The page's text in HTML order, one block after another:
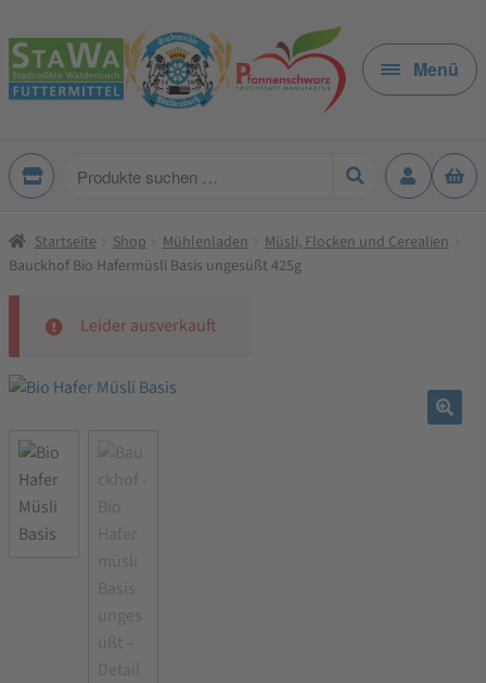
Zur
Navigation
springen
Zum
Inhalt
springen
Menü
Produkte
Startseite Shop Mühlenladen
Müsli, Flocken und Cerealien
Bauckhof Bio Hafermüsli Basis ungesüßt 425g
Leider ausverkauft